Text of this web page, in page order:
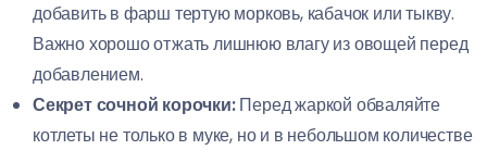
добавить в фарш тертую морковь, кабачок или тыкву.
Важно хорошо отжать лишнюю влагу из овощей перед
добавлением.
Секрет сочной корочки:Перед жаркой обваляйте
котлеты не только в муке, но и в небольшом количестве